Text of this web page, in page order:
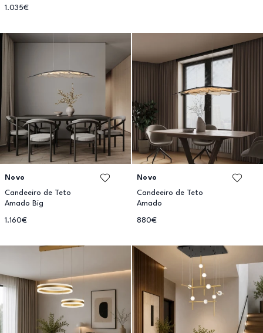
1.035€
Novo
Candeeiro de Teto
Amado Big
1.160€
Novo
Candeeiro de Teto
Amado
880€